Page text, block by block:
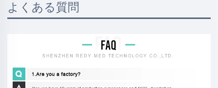
よくある質問